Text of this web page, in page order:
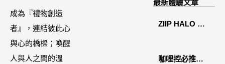
成為『禮物創造
者』，連結彼此心
與心的橋樑；喚醒
人與人之間的溫
住宿˙八番私人
最新體驗文章
ZIIP HALO 居
好萊塢名人加
咖哩控必推！